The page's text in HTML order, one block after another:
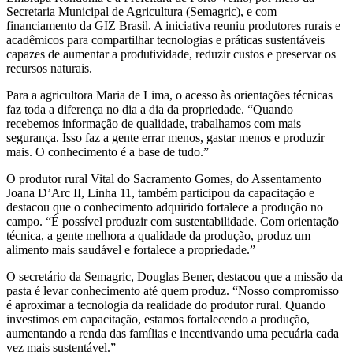
Secretaria Municipal de Agricultura (Semagric), e com
financiamento da GIZ Brasil. A iniciativa reuniu produtores rurais e
acadêmicos para compartilhar tecnologias e práticas sustentáveis
capazes de aumentar a produtividade, reduzir custos e preservar os
recursos naturais.
Para a agricultora Maria de Lima, o acesso às orientações técnicas
faz toda a diferença no dia a dia da propriedade. “Quando
recebemos informação de qualidade, trabalhamos com mais
segurança. Isso faz a gente errar menos, gastar menos e produzir
mais. O conhecimento é a base de tudo.”
O produtor rural Vital do Sacramento Gomes, do Assentamento
Joana D’Arc II, Linha 11, também participou da capacitação e
destacou que o conhecimento adquirido fortalece a produção no
campo. “É possível produzir com sustentabilidade. Com orientação
técnica, a gente melhora a qualidade da produção, produz um
alimento mais saudável e fortalece a propriedade.”
O secretário da Semagric, Douglas Bener, destacou que a missão da
pasta é levar conhecimento até quem produz. “Nosso compromisso
é aproximar a tecnologia da realidade do produtor rural. Quando
investimos em capacitação, estamos fortalecendo a produção,
aumentando a renda das famílias e incentivando uma pecuária cada
vez mais sustentável.”